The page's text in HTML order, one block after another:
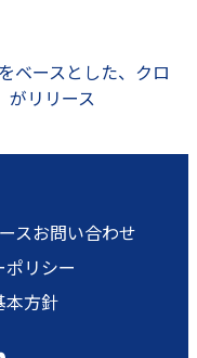
ベースとした、クロ
がリリース
スお問い合わせ
ポリシー
本方針